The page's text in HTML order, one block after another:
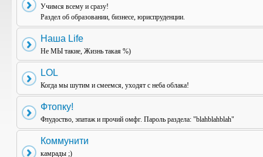
Учимся всему и сразу!
Раздел об образовании, бизнесе, юриспруденции.
Наша Life
Не МЫ такие, Жизнь такая %)
LOL
Когда мы шутим и смеемся, уходят с неба облака!
Фтопку!
Флудоство, эпатаж и прочий омфг. Пароль раздела: "blahblahblah"
Коммунити
камрады ;)